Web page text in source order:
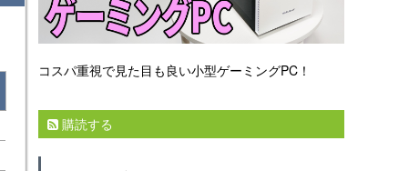
コスパ重視で見た目も良い小型ゲーミングPC！
購読する